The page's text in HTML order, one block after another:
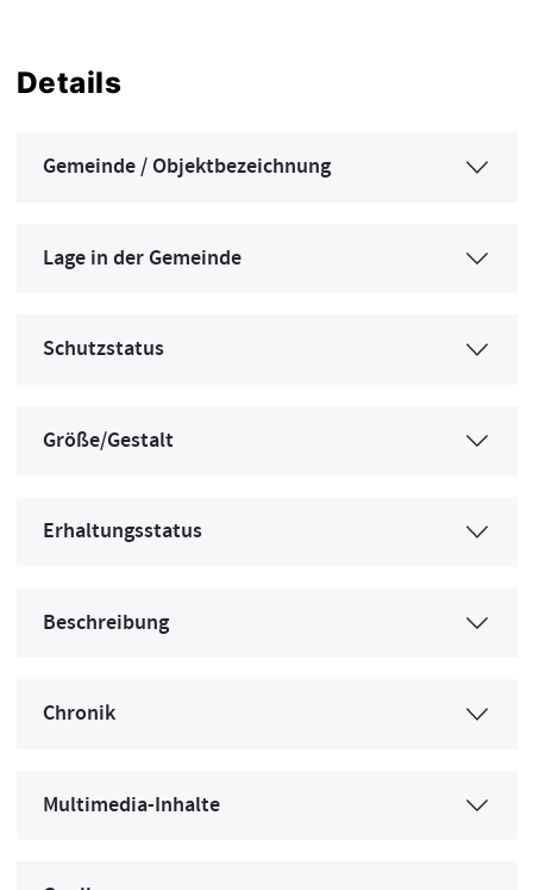
Details
Gemeinde / Objektbezeichnung
Lage in der Gemeinde
Schutzstatus
Größe/Gestalt
Erhaltungsstatus
Beschreibung
Chronik
Multimedia-Inhalte